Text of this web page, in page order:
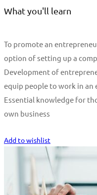
What you'll learn
To promote an
option of setting up a
Development of
equip people to work in
Essential knowledge for
own business
Add to wishlist